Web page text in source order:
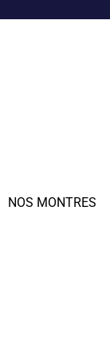
NOS MONTRES